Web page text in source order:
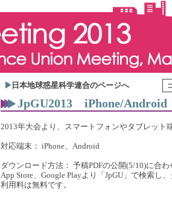
日本地球惑星科学連合のページへ
JpGU2013 iPhone/
2013年大会より、スマートフォンやタブレット
対応端末： iPhone、Android
ダウンロード方法： 予稿PDFの公開(5/10)に合
App Store、Google Playより「JpGU」で検索し
利用料は無料です。